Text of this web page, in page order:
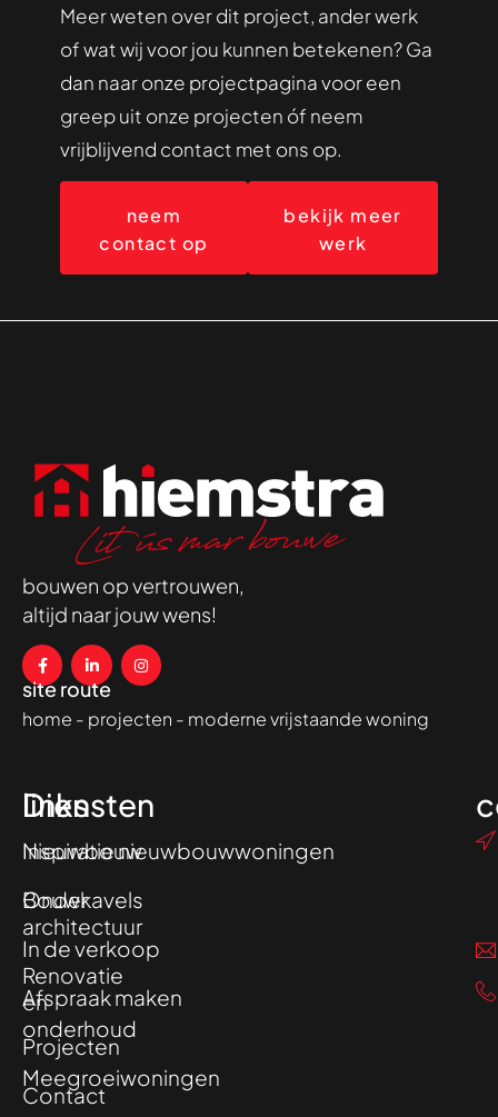
Meer weten over dit project, ander werk
of wat wij voor jou kunnen betekenen? Ga
dan naar onze projectpagina voor een
greep uit onze projecten óf neem
vrijblijvend contact met ons op.
neem
contact op
bekijk meer
werk
bouwen op vertrouwen,
altijd naar jouw wens!
site route
home - projecten - moderne vrijstaande woning
Diensten
Nieuwbouw
Onder
architectuur
Renovatie
en
onderhoud
Meegroeiwoningen
links
Inspiratie nieuwbouwwoningen
Bouwkavels
In de verkoop
Afspraak maken
Projecten
Contact